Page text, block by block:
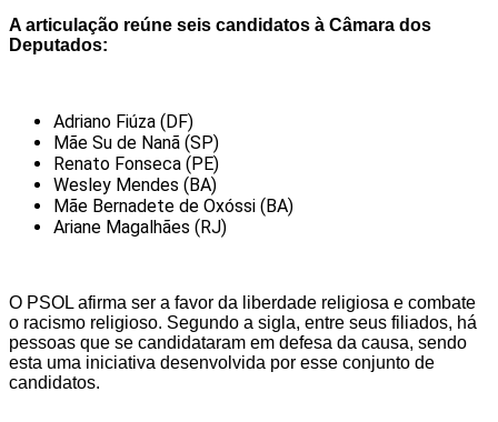
A articulação reúne seis candidatos à Câmara dos
Deputados:
Adriano Fiúza (DF)
Mãe Su de Nanã (SP)
Renato Fonseca (PE)
Wesley Mendes (BA)
Mãe Bernadete de Oxóssi (BA)
Ariane Magalhães (RJ)
O PSOL afirma ser a favor da liberdade religiosa e combate
o racismo religioso. Segundo a sigla, entre seus filiados, há
pessoas que se candidataram em defesa da causa, sendo
esta uma iniciativa desenvolvida por esse conjunto de
candidatos.